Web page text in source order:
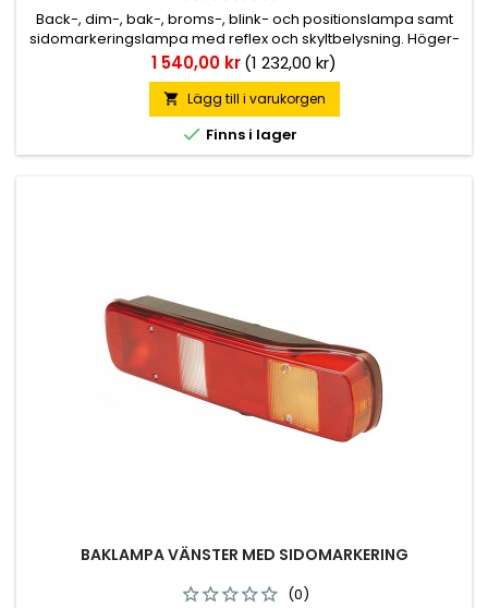
Back-, dim-, bak-, broms-, blink- och positionslampa samt
sidomarkeringslampa med reflex och skyltbelysning. Höger-
eller vänsterutförande. Kabelingång på baksidan. M8 bult.
Pris
1 540,00 kr(1 232,00 kr)
 Lägg till i varukorgen
 Finns i lager
BAKLAMPA VÄNSTER MED SIDOMARKERING
(0)